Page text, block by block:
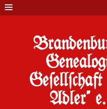
Adler"